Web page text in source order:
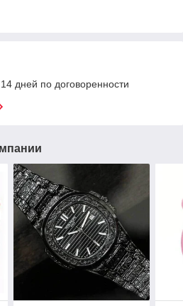
дней по договоренности